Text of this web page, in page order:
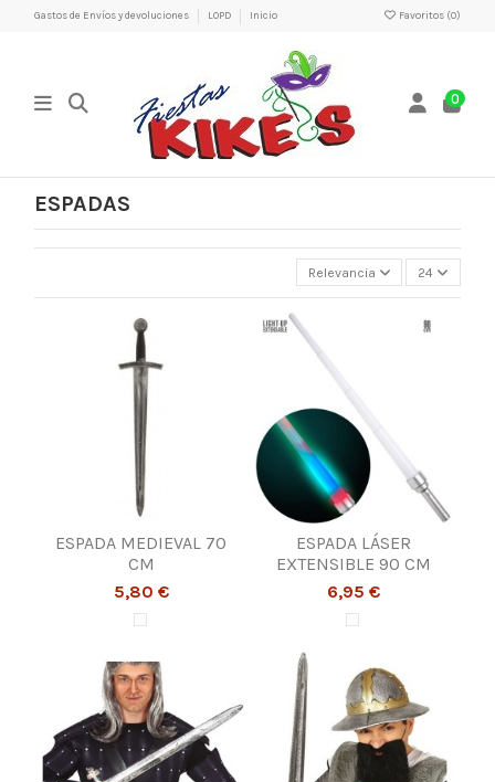
Gastos de Envíos y devoluciones LOPD Inicio Favoritos (0)
0
ESPADAS
Relevancia 24
ESPADA MEDIEVAL 70
CM
5,80 €
ESPADA LÁSER
EXTENSIBLE 90 CM
6,95 €